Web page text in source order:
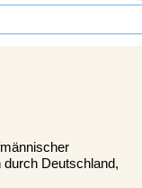
durch Deutschland,